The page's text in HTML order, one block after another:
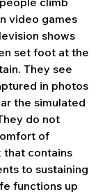
video games
shows
set foot at the
They see
in photos
the simulated
do not
of
that contains
to sustaining
functions up